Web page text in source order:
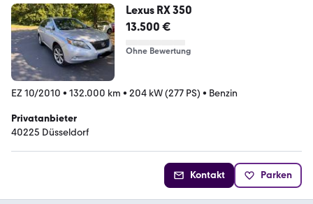
Lexus RX 350
13.500 €
Ohne Bewertung
EZ 10/2010 • 132.000 km • 204 kW (277 PS) • Benzin
Privatanbieter
40225 Düsseldorf
Kontakt Parken